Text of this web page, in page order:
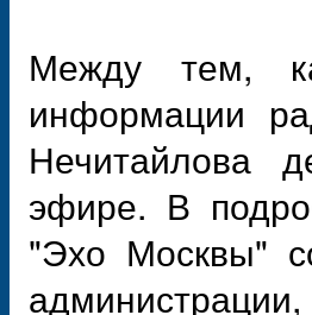
Между тем,
информации
Нечитайлова
эфире. В
"Эхо Москвы"